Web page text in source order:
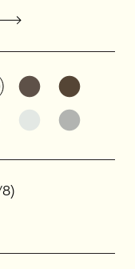
sur le
HPE501
variantes:
d'autres
Découvrir d'autres
Découvrir
HPE507
variantes:
d'autres
Découvrir d'autres
Découvrir